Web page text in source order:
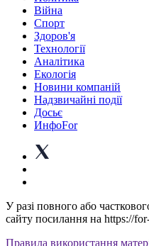
Війна
Спорт
Здоров'я
Технології
Аналітика
Екологія
Новини компаній
Надзвичайні події
Досьє
ИнфоFor
У разі повного або
сайту посилання на https://
Правила використання